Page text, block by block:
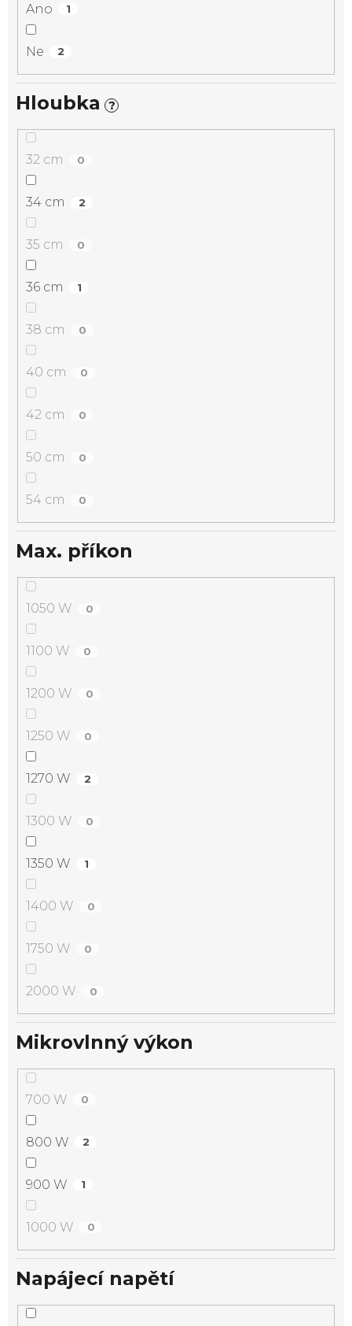
Ano 1
Ne 2
Hloubka ?
32 cm 0
34 cm 2
35 cm 0
36 cm 1
38 cm 0
40 cm 0
42 cm 0
50 cm 0
54 cm 0
Max. příkon
1050 W 0
1100 W 0
1200 W 0
1250 W 0
1270 W 2
1300 W 0
1350 W 1
1400 W 0
1750 W 0
2000 W 0
Mikrovlnný výkon
700 W 0
800 W 2
900 W 1
1000 W 0
Napájecí napětí